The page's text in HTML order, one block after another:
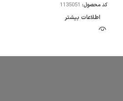
کد محصول: 1135051
اطلاعات بیشتر